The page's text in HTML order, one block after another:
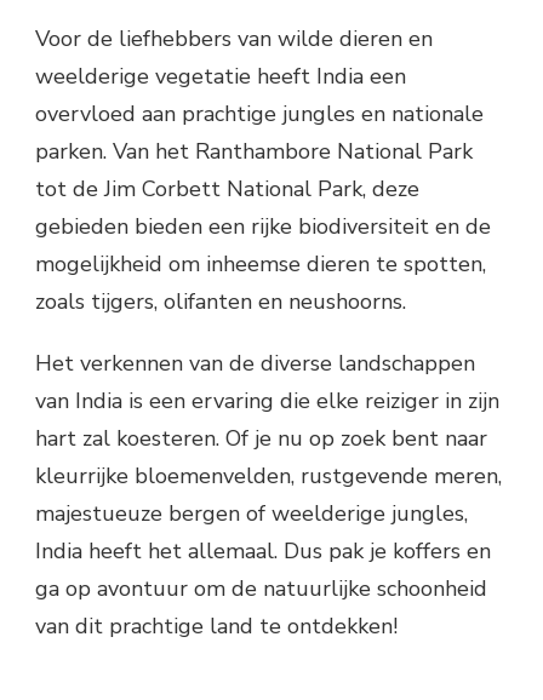
Voor de liefhebbers van wilde dieren en
weelderige vegetatie heeft India een
overvloed aan prachtige jungles en nationale
parken. Van het Ranthambore National Park
tot de Jim Corbett National Park, deze
gebieden bieden een rijke biodiversiteit en de
mogelijkheid om inheemse dieren te spotten,
zoals tijgers, olifanten en neushoorns.
Het verkennen van de diverse landschappen
van India is een ervaring die elke reiziger in zijn
hart zal koesteren. Of je nu op zoek bent naar
kleurrijke bloemenvelden, rustgevende meren,
majestueuze bergen of weelderige jungles,
India heeft het allemaal. Dus pak je koffers en
ga op avontuur om de natuurlijke schoonheid
van dit prachtige land te ontdekken!